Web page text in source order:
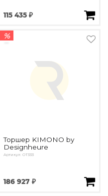
115 435 ₽
%
Торшер KIMONO by
Designheure
Артикул: OT333
186 927 ₽